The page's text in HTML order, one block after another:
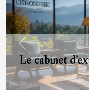
Le cabinet
Previous